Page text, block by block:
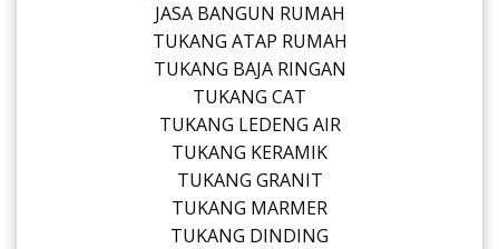
JASA BANGUN RUMAH
TUKANG ATAP RUMAH
TUKANG BAJA RINGAN
TUKANG CAT
TUKANG LEDENG AIR
TUKANG KERAMIK
TUKANG GRANIT
TUKANG MARMER
TUKANG DINDING